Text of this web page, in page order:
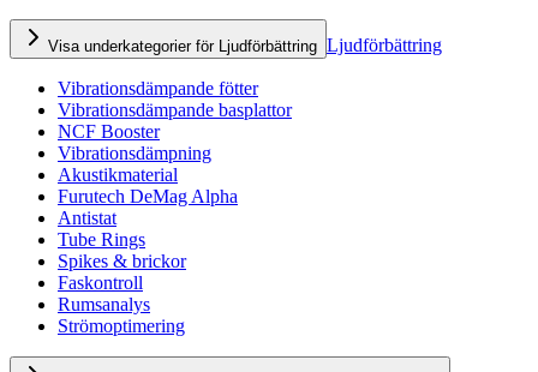
Visa underkategorier för Ljudförbättring Ljudförbättring
Vibrationsdämpande fötter
Vibrationsdämpande basplattor
NCF Booster
Vibrationsdämpning
Akustikmaterial
Furutech DeMag Alpha
Antistat
Tube Rings
Spikes & brickor
Faskontroll
Rumsanalys
Strömoptimering